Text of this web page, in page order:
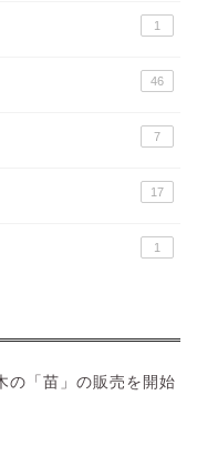
1
46
7
17
1
の「苗」の販売を開始